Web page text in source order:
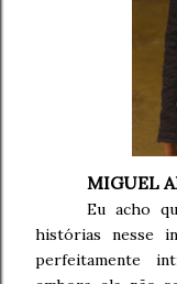
MIGUEL
Eu acho
histórias nesse
perfeitamente